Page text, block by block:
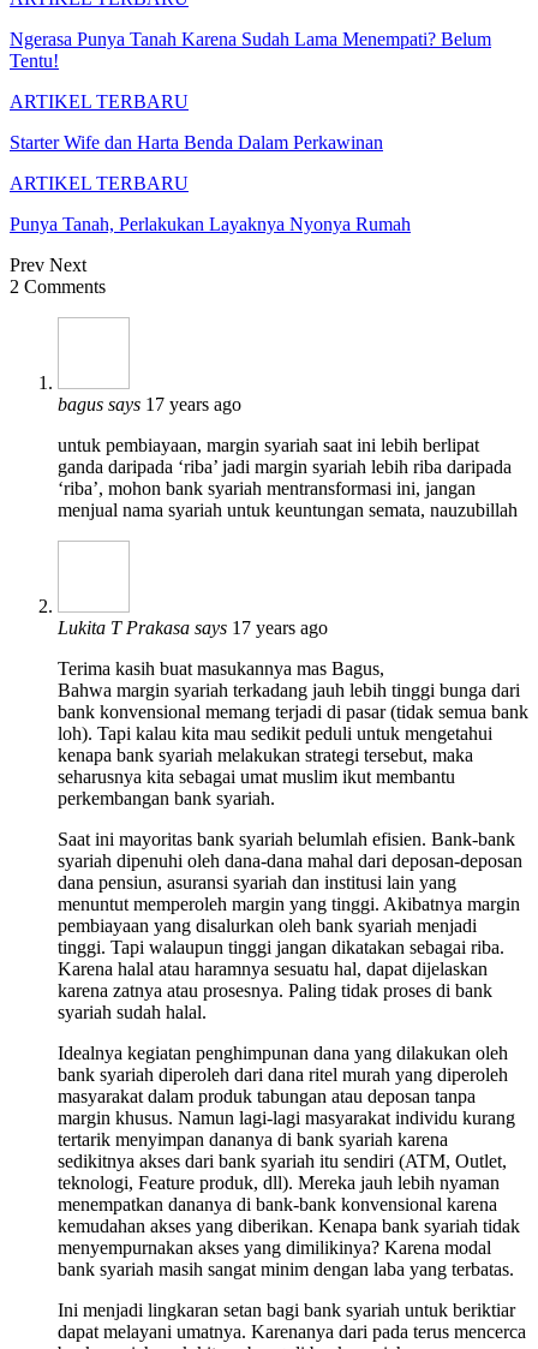
Ngerasa Punya Tanah Karena Sudah Lama Menempati? Belum
Tentu!
ARTIKEL TERBARU
Starter Wife dan Harta Benda Dalam Perkawinan
ARTIKEL TERBARU
Punya Tanah, Perlakukan Layaknya Nyonya Rumah
Prev Next
2 Comments
bagus says 17 years ago
untuk pembiayaan, margin syariah saat ini lebih berlipat
ganda daripada ‘riba’ jadi margin syariah lebih riba daripada
‘riba’, mohon bank syariah mentransformasi ini, jangan
menjual nama syariah untuk keuntungan semata, nauzubillah
Lukita T Prakasa says 17 years ago
Terima kasih buat masukannya mas Bagus,
Bahwa margin syariah terkadang jauh lebih tinggi bunga dari
bank konvensional memang terjadi di pasar (tidak semua bank
loh). Tapi kalau kita mau sedikit peduli untuk mengetahui
kenapa bank syariah melakukan strategi tersebut, maka
seharusnya kita sebagai umat muslim ikut membantu
perkembangan bank syariah.
Saat ini mayoritas bank syariah belumlah efisien. Bank-bank
syariah dipenuhi oleh dana-dana mahal dari deposan-deposan
dana pensiun, asuransi syariah dan institusi lain yang
menuntut memperoleh margin yang tinggi. Akibatnya margin
pembiayaan yang disalurkan oleh bank syariah menjadi
tinggi. Tapi walaupun tinggi jangan dikatakan sebagai riba.
Karena halal atau haramnya sesuatu hal, dapat dijelaskan
karena zatnya atau prosesnya. Paling tidak proses di bank
syariah sudah halal.
Idealnya kegiatan penghimpunan dana yang dilakukan oleh
bank syariah diperoleh dari dana ritel murah yang diperoleh
masyarakat dalam produk tabungan atau deposan tanpa
margin khusus. Namun lagi-lagi masyarakat individu kurang
tertarik menyimpan dananya di bank syariah karena
sedikitnya akses dari bank syariah itu sendiri (ATM, Outlet,
teknologi, Feature produk, dll). Mereka jauh lebih nyaman
menempatkan dananya di bank-bank konvensional karena
kemudahan akses yang diberikan. Kenapa bank syariah tidak
menyempurnakan akses yang dimilikinya? Karena modal
bank syariah masih sangat minim dengan laba yang terbatas.
Ini menjadi lingkaran setan bagi bank syariah untuk beriktiar
dapat melayani umatnya. Karenanya dari pada terus mencerca